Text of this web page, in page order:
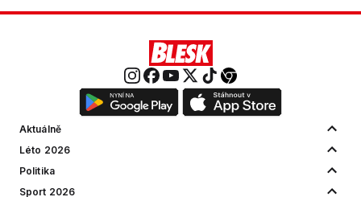
Aktuálně
Léto 2026
Politika
Sport 2026